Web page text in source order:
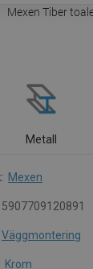
Mexen Tiber
Metall
Mexen
5907709120891
Väggmontering
Krom